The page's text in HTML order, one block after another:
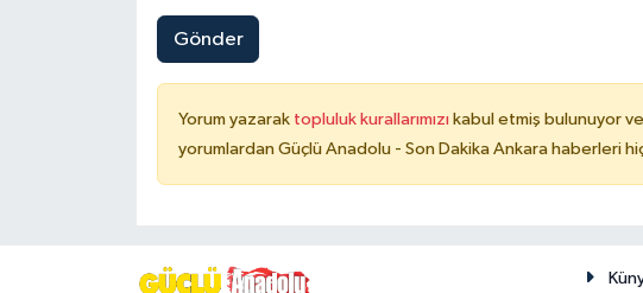
Gönder
Yorum yazarak topluluk kurallarımızı kabul etmiş bulunuyor
yorumlardan Güçlü Anadolu - Son Dakika Ankara haberleri